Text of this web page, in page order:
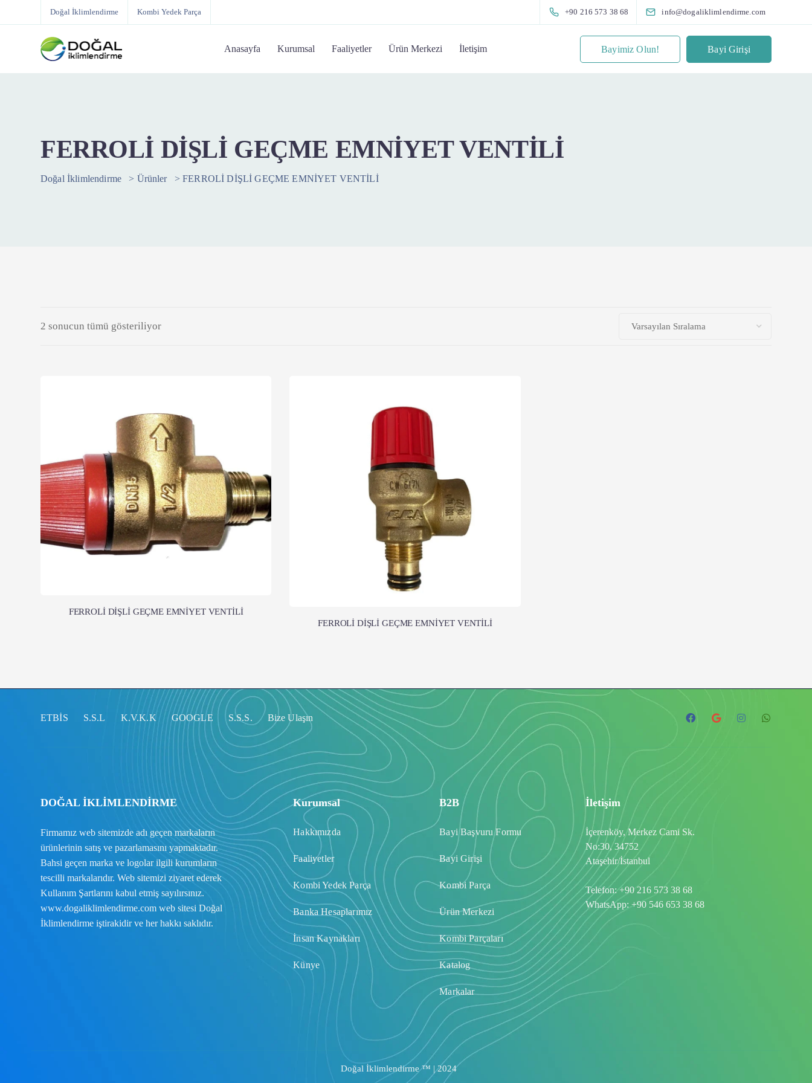
Doğal İklimlendirme Kombi Yedek Parça +90 216 573 38 68 info@dogaliklimlendirme.com
Anasayfa Kurumsal Faaliyetler Ürün Merkezi İletişim Bayimiz Olun! Bayi Girişi
FERROLİ DİŞLİ GEÇME EMNİYET VENTİLİ
Doğal İklimlendirme > Ürünler >FERROLİ DİŞLİ GEÇME EMNİYET VENTİLİ
2 sonucun tümü gösteriliyor
FERROLİ DİŞLİ GEÇME EMNİYET VENTİLİ
FERROLİ DİŞLİ GEÇME EMNİYET VENTİLİ
ETBİS S.S.L K.V.K.K GOOGLE S.S.S. Bize Ulaşın
DOĞAL İKLİMLENDİRME
Firmamız web sitemizde adı geçen markaların
ürünlerinin satış ve pazarlamasını yapmaktadır.
Bahsi geçen marka ve logolar ilgili kurumların
tescilli markalarıdır. Web sitemizi ziyaret ederek
Kullanım Şartlarını kabul etmiş sayılırsınız.
www.dogaliklimlendirme.com web sitesi Doğal
İklimlendirme iştirakidir ve her hakkı saklıdır.
Kurumsal
Hakkımızda
Faaliyetler
Kombi Yedek Parça
Banka Hesaplarımız
İnsan Kaynakları
Künye
B2B
Bayi Başvuru Formu
Bayi Girişi
Kombi Parça
Ürün Merkezi
Kombi Parçaları
Katalog
Markalar
İletişim
İçerenköy, Merkez Cami Sk.
No:30, 34752
Ataşehir/İstanbul
Telefon:+90 216 573 38 68
WhatsApp:+90 546 653 38 68
Doğal İklimlendirme ™ | 2024